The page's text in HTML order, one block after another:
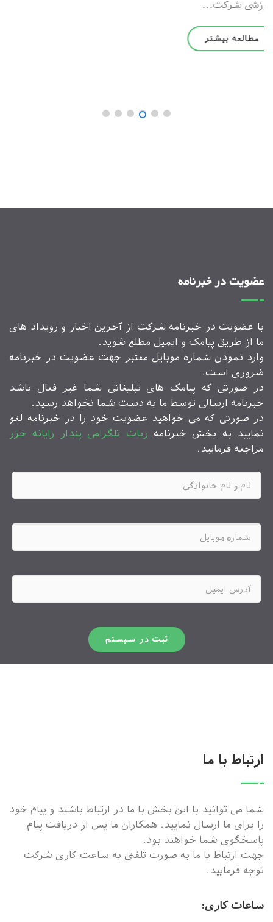
آموزشی شرکت...
مطالعه بیشتر
عضویت در خبرنامه
با عضویت در خبرنامه شرکت از آخرین اخبار و رویداد های
ما از طریق پیامک و ایمیل مطلع شوید.
وارد نمودن شماره موبایل معتبر جهت عضویت در خبرنامه
ضروری است.
در صورتی که پیامک های تبلیغاتی شما غیر فعال باشد
خبرنامه ارسالی توسط ما به دست شما نخواهد رسید.
در صورتی که می خواهید عضویت خود را در خبرنامه لغو
نمایید به بخش خبرنامه ربات تلگرامی پندار رایانه خزر
مراجعه فرمایید.
ثبت در سیستم
ارتباط با ما
شما می توانید با این بخش با ما در ارتباط باشید و پیام خود
را برای ما ارسال نمایید. همکاران ما پس از دریافت پیام
پاسخگوی شما خواهند بود.
جهت ارتباط با ما به صورت تلفنی به ساعت کاری شرکت
توجه فرمایید.
ساعات کاری: